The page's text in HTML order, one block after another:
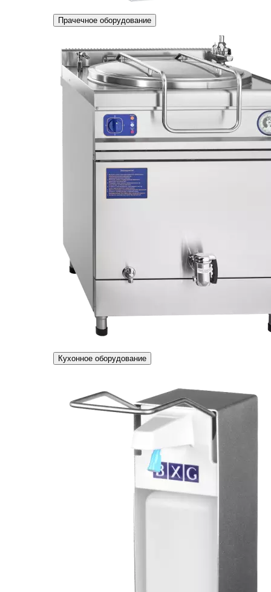
Прачечное оборудование
Кухонное оборудование